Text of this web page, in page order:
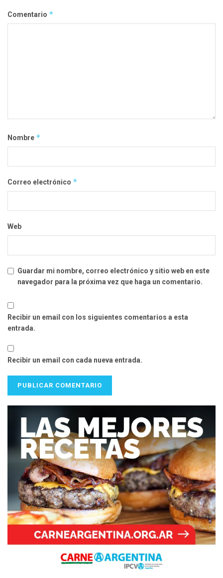
Comentario *
Nombre *
Correo electrónico *
Web
Guardar mi nombre, correo electrónico y sitio web en este
navegador para la próxima vez que haga un comentario.
Recibir un email con los siguientes comentarios a esta
entrada.
Recibir un email con cada nueva entrada.